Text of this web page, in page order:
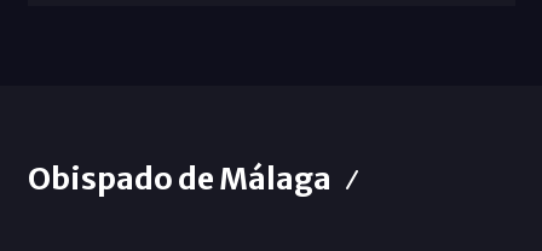
Obispado de Málaga